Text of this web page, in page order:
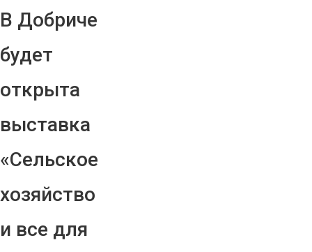
В Добриче
будет
открыта
выставка
«Сельское
хозяйство
и все для